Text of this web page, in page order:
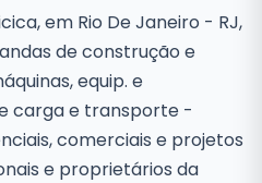
em Rio De Janeiro - RJ,
de construção e
equip. e
carga e transporte -
comerciais e projetos
e proprietários da